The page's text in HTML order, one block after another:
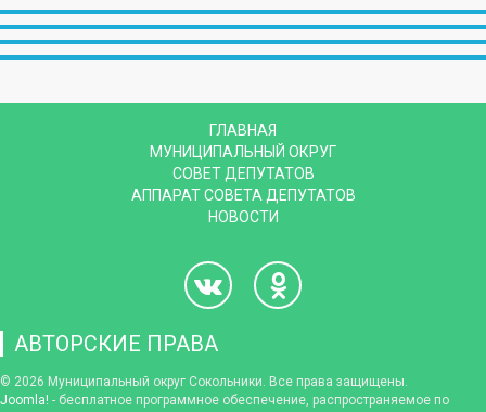
ГЛАВНАЯ
МУНИЦИПАЛЬНЫЙ ОКРУГ
СОВЕТ ДЕПУТАТОВ
АППАРАТ СОВЕТА ДЕПУТАТОВ
НОВОСТИ
АВТОРСКИЕ ПРАВА
© 2026 Муниципальный округ Сокольники. Все права защищены.
Joomla! - бесплатное программное обеспечение, распространяемое по